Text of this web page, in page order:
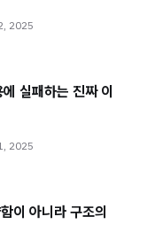
2025
실패하는 진짜 이
2025
이 아니라 구조의